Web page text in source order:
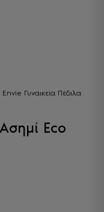
Γυναικεία Πέδιλα
Eco